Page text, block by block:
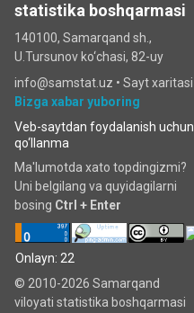
statistika boshqarmasi
140100, Samarqand sh.,
U.Tursunov ko‘chаsi, 82-uy
info@samstat.uz • Sayt xaritasi
Bizga xabar yuboring
Veb-saytdan foydalanish uchun
qo‘llanma
Ma'lumotda xato topdingizmi?
Uni belgilang va quyidagilarni
bosing Ctrl + Enter
Onlayn: 22
© 2010-2026 Samarqand
viloyati statistika boshqarmasi